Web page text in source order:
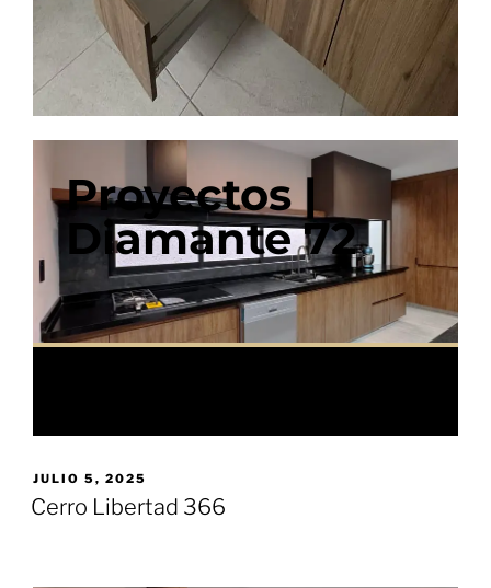
Proyectos |
Diamante 72
JULIO 5, 2025
Cerro Libertad 366